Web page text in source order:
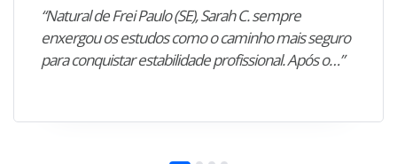
“Natural de Frei Paulo (SE), Sarah C. sempre
enxergou os estudos como o caminho mais seguro
para conquistar estabilidade profissional. Após o…”